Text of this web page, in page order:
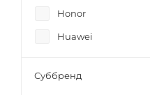
Honor
Huawei
Суббренд